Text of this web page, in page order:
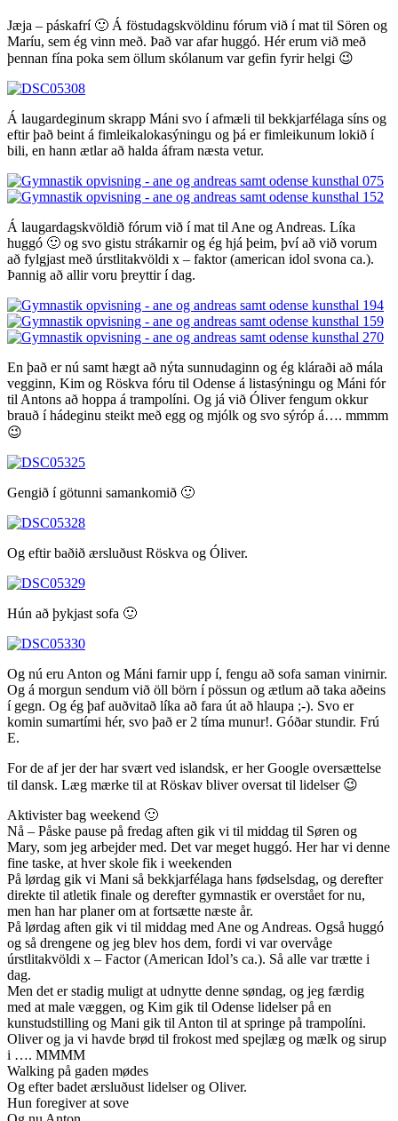
:-)
Jæja – páskafrí 🙂 Á föstudagskvöldinu fórum við í mat til Sören og
Maríu, sem ég vinn með. Það var afar huggó. Hér erum við með
þennan fína poka sem öllum skólanum var gefin fyrir helgi 😉
Á laugardeginum skrapp Máni svo í afmæli til bekkjarfélaga síns og
eftir það beint á fimleikalokasýningu og þá er fimleikunum lokið í
bili, en hann ætlar að halda áfram næsta vetur.
Á laugardagskvöldið fórum við í mat til Ane og Andreas. Líka
huggó 🙂 og svo gistu strákarnir og ég hjá þeim, því að við vorum
að fylgjast með úrstlitakvöldi x – faktor (american idol svona ca.).
Þannig að allir voru þreyttir í dag.
En það er nú samt hægt að nýta sunnudaginn og ég kláraði að mála
vegginn, Kim og Röskva fóru til Odense á listasýningu og Máni fór
til Antons að hoppa á trampolíni. Og já við Óliver fengum okkur
brauð í hádeginu steikt með egg og mjólk og svo sýróp á…. mmmm
😉
Gengið í götunni samankomið 🙂
Og eftir baðið ærsluðust Röskva og Óliver.
Hún að þykjast sofa 🙂
Og nú eru Anton og Máni farnir upp í, fengu að sofa saman vinirnir.
Og á morgun sendum við öll börn í pössun og ætlum að taka aðeins
í gegn. Og ég þaf auðvitað líka að fara út að hlaupa ;-). Svo er
komin sumartími hér, svo það er 2 tíma munur!. Góðar stundir. Frú
E.
For de af jer der har svært ved islandsk, er her Google oversættelse
til dansk. Læg mærke til at Röskav bliver oversat til lidelser 😉
Aktivister bag weekend 🙂
Nå – Påske pause på fredag aften gik vi til middag til Søren og
Mary, som jeg arbejder med. Det var meget huggó. Her har vi denne
fine taske, at hver skole fik i weekenden
På lørdag gik vi Mani så bekkjarfélaga hans fødselsdag, og derefter
direkte til atletik finale og derefter gymnastik er overstået for nu,
men han har planer om at fortsætte næste år.
På lørdag aften gik vi til middag med Ane og Andreas. Også huggó
og så drengene og jeg blev hos dem, fordi vi var overvåge
úrstlitakvöldi x – Factor (American Idol’s ca.). Så alle var trætte i
dag.
Men det er stadig muligt at udnytte denne søndag, og jeg færdig
med at male væggen, og Kim gik til Odense lidelser på en
kunstudstilling og Mani gik til Anton til at springe på trampolíni.
Oliver og ja vi havde brød til frokost med spejlæg og mælk og sirup
i …. MMMM
Walking på gaden mødes
Og efter badet ærsluðust lidelser og Oliver.
Hun foregiver at sove